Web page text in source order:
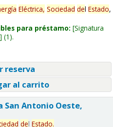
Eléctrica, Sociedad del Estado,
para préstamo: Signatura
(1).
reserva
al carrito
Antonio Oeste,
del Estado.